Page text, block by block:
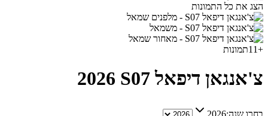
הצג את כל התמונות
+
11תמונות
צ'אנגאן דיפאל S07 2026
בחרו שנה:2026